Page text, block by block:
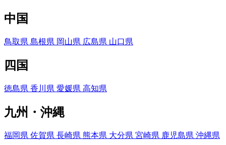
中国
鳥取県 島根県 岡山県 広島県 山口県
四国
徳島県 香川県 愛媛県 高知県
九州・沖縄
福岡県 佐賀県 長崎県 熊本県 大分県 宮崎県 鹿児島県 沖縄県